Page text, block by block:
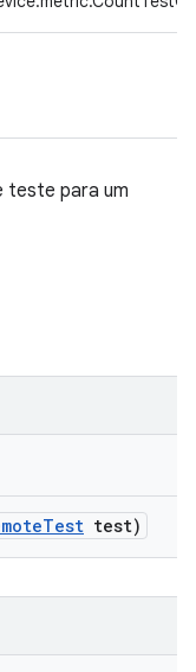
teste para um
Test test)